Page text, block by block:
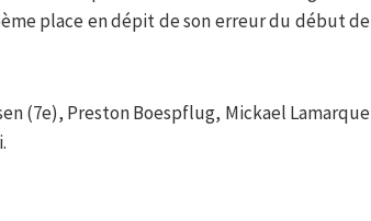
place en dépit de son erreur du début de
(7e), Preston Boespflug, Mickael Lamarque